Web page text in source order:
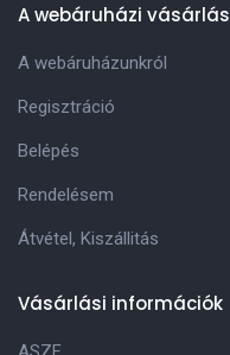
A webáruházi vásárlás
A webáruházunkról
Regisztráció
Belépés
Rendelésem
Átvétel, Kiszállitás
Vásárlási információk